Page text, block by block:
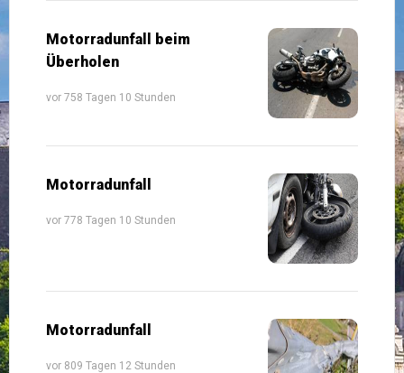
Motorradunfall beim
Überholen
vor 758 Tagen 10 Stunden
Motorradunfall
vor 778 Tagen 10 Stunden
Motorradunfall
vor 809 Tagen 12 Stunden